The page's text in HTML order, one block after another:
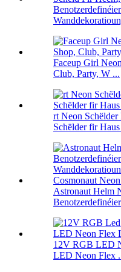
Faceup Girl
Club, Party, W ...
rt Neon
Schëlder fir
Astronaut Helm
12V RGB LED
LED Neon Flex